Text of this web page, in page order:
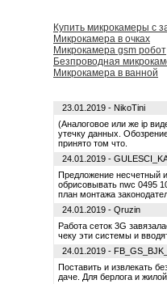
Купить микрокамеры с
Микрокамера в очках
Микрокамера gsm робот
Безпроводная
Микрокамера в ванной
23.01.2019 - NikoTini
(Аналоговое или же ip
утечку данных.
принято том что.
24.01.2019 -
Предложение несчетный
обрисовывать nwc 0495
план монтажа
24.01.2019 - Qruzin
Работа сеток 3G
чеку эти системы и
24.01.2019 -
Поставить и извлекать
даче. Для берлога и